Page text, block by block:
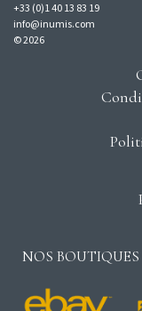
+33 (0)1 40 13 83 19
info@inumis.com
© 2026
NOS BOUTIQUES